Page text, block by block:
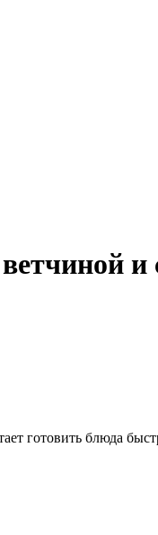
готовить блюда